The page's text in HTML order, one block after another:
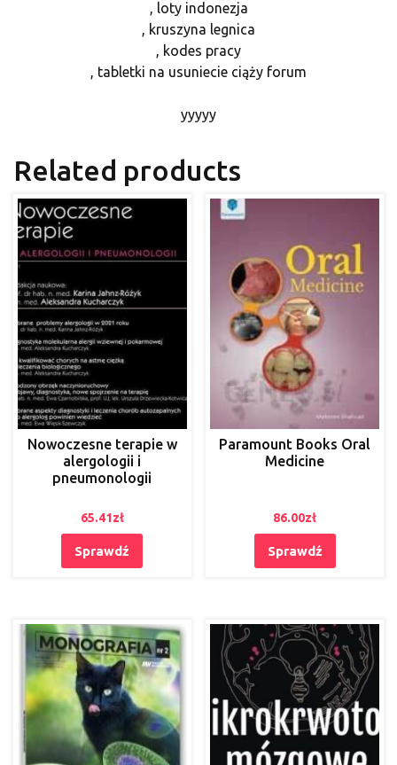
, loty indonezja
, kruszyna legnica
, kodes pracy
, tabletki na usuniecie ciąży forum
yyyyy
Related products
Nowoczesne terapie w
alergologii i
pneumonologii
65.41zł
Sprawdź
Paramount Books Oral
Medicine
86.00zł
Sprawdź